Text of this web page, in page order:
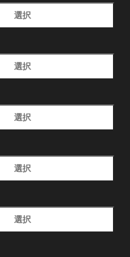
選択
選択
選択
選択
選択